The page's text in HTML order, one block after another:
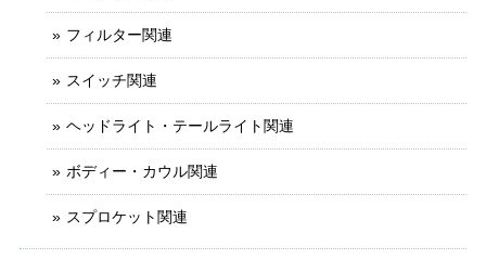
フィルター関連
スイッチ関連
ヘッドライト・テールライト関連
ボディー・カウル関連
スプロケット関連